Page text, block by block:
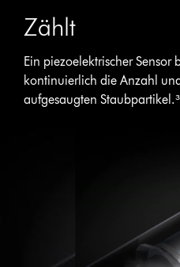
Zählt
Ein piezoelektrischer Sensor
kontinuierlich die Anzahl
aufgesaugten